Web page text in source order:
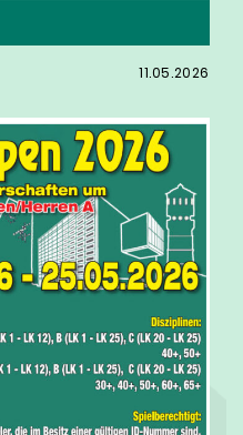
11.05.2026